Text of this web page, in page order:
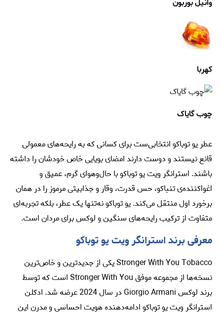
وانیل بوربون
کهربا
چوب گایاک
عطر یو توباکو انتخابی‌ست برای کسانی که به رایحه‌های معمولی
قانع نیستند و دوست دارند امضای بویایی خاص خودشان را داشته
باشند. استرانگر ویت یو توباکو با حال‌وهوای گرم، عمیق و
اغواکننده‌ی تنباکو، حس قدرت، وقار و جذابیتی مرموز را در همان
برخورد اول منتقل می‌کند. یو توباکو نه‌تنها یک عطر، بلکه تجربه‌ای
متفاوت از ترکیب رایحه‌های سنگین و لوکس برای مردان است.
معرفی برند استرانگر ویت یو توباکو
Stronger With You Tobacco یکی از جدیدترین و خاص‌ترین
نسخه‌ها از مجموعه موفق Stronger With You است که توسط
برند لوکس Giorgio Armani در سال 2024 عرضه شد. ادکلن
استرانگر ویت یو توباکو ادامه‌دهنده هویت احساسی و مدرن این